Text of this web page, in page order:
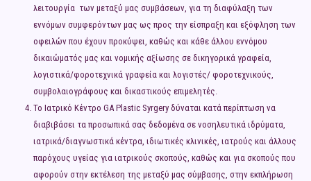
λειτουργία των μεταξύ μας συμβάσεων, για τη διαφύλαξη των
εννόμων συμφερόντων μας ως προς την είσπραξη και εξόφληση των
οφειλών που έχουν προκύψει, καθώς και κάθε άλλου εννόμου
δικαιώματός μας και νομικής αξίωσης σε δικηγορικά γραφεία,
λογιστικά/φοροτεχνικά γραφεία και λογιστές/ φοροτεχνικούς,
συμβολαιογράφους και δικαστικούς επιμελητές.
Το Ιατρικό Κέντρο GA Plastic Syrgery δύναται κατά περίπτωση να
διαβιβάσει τα προσωπικά σας δεδομένα σε νοσηλευτικά ιδρύματα,
ιατρικά/διαγνωστικά κέντρα, ιδιωτικές κλινικές, ιατρούς και άλλους
παρόχους υγείας για ιατρικούς σκοπούς, καθώς και για σκοπούς που
αφορούν στην εκτέλεση της μεταξύ μας σύμβασης, στην εκπλήρωση